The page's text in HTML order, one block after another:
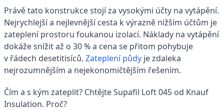
Právě tato konstrukce stojí za vysokými účty na vytápění.
Nejrychlejší a nejlevnější cesta k výrazně nižším účtům je
zateplení prostoru foukanou izolací. Náklady na vytápění
dokáže snížit až o 30 % a cena se přitom pohybuje
v řádech desetitisíců. Zateplení půdy je zdaleka
nejrozumnějším a nejekonomičtějším řešením.
Čím a s kým zateplit? Chtějte Supafil Loft 045 od Knauf
Insulation. Proč?